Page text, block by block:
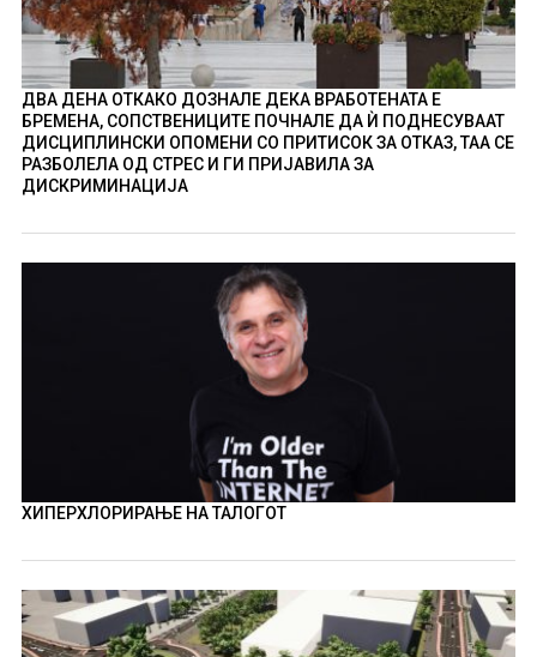
ДВА ДЕНА ОТКАКО ДОЗНАЛЕ ДЕКА ВРАБОТЕНАТА Е
БРЕМЕНА, СОПСТВЕНИЦИТЕ ПОЧНАЛЕ ДА Ѝ ПОДНЕСУВААТ
ДИСЦИПЛИНСКИ ОПОМЕНИ СО ПРИТИСОК ЗА ОТКАЗ, ТАА СЕ
РАЗБОЛЕЛА ОД СТРЕС И ГИ ПРИЈАВИЛА ЗА
ДИСКРИМИНАЦИЈА
ХИПЕРХЛОРИРАЊЕ НА ТАЛОГОТ